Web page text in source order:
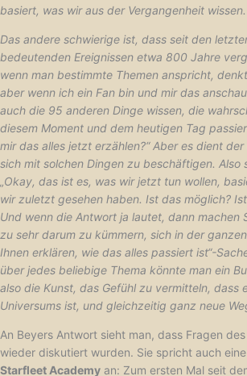
basiert, was wir aus der Vergangenheit wissen.
Das andere schwierige ist, dass seit den
bedeutenden Ereignissen etwa 800 Jahre
wenn man bestimmte Themen anspricht,
aber wenn ich ein Fan bin und mir das
auch die 95 anderen Dinge wissen, die
diesem Moment und dem heutigen Tag
mir das alles jetzt erzählen?“ Aber es dient
sich mit solchen Dingen zu beschäftigen. Also
„Okay, das ist es, was wir jetzt tun wollen,
wir zuletzt gesehen haben. Ist das möglich?
Und wenn die Antwort ja lautet, dann machen
zu sehr darum zu kümmern, sich in der
Ihnen erklären, wie das alles passiert ist“-
über jedes beliebige Thema könnte man ein
also die Kunst, das Gefühl zu vermitteln, dass
Universums ist, und gleichzeitig ganz neue
An Beyers Antwort sieht man, dass Fragen
wieder diskutiert wurden. Sie spricht auch
Starfleet Academy an: Zum ersten Mal seit